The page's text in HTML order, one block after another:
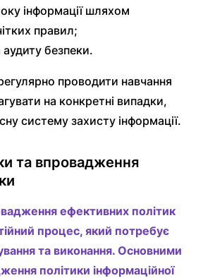
інформації шляхом
правил;
безпеки.
проводити навчання
на конкретні випадки,
систему захисту інформації.
та впровадження
ефективних політик
процес, який потребує
та виконання. Основними
політики інформаційної